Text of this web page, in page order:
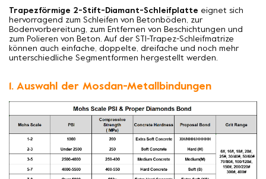
Trapezförmige 2-Stift-Diamant-Schleifplatte eignet sich
hervorragend zum Schleifen von Betonböden, zur
Bodenvorbereitung, zum Entfernen von Beschichtungen und
zum Polieren von Beton. Auf der STI-Trapez-Schleifmatrize
können auch einfache, doppelte, dreifache und noch mehr
unterschiedliche Segmentformen hergestellt werden.
1. Auswahl der Mosdan-Metallbindungen